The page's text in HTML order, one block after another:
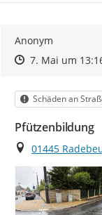
Anonym
Zeitpunkt des
Zeitpunkt des
7. Mai um
Kategorie
Schäden an
Pfützenbildung
Ort
01445